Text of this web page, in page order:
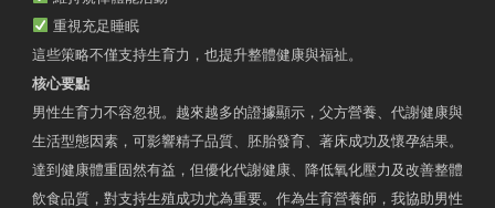
重視充足睡眠
這些策略不僅支持生育力，也提升整體健康與福祉。
核心要點
男性生育力不容忽視。越來越多的證據顯示，父方營養、代謝健康與
生活型態因素，可影響精子品質、胚胎發育、著床成功及懷孕結果。
達到健康體重固然有益，但優化代謝健康、降低氧化壓力及改善整體
飲食品質，對支持生殖成功尤為重要。作為生育營養師，我協助男性